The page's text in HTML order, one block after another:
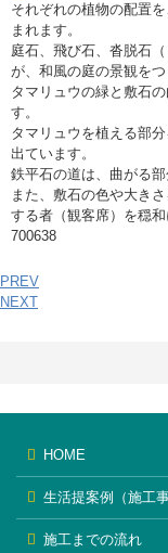
それぞれの植物の配置
まれます。
庭石、飛び石、沓脱石
が、和風の庭の景観を
タマリュウの緑と敷石
す。
タマリュウを植える部
出ています。
鉄平石の道は、曲がる
また、敷石の色や大き
する者（観客席）を穏和
700638
PREV
NEXT
HOME
生活提案例（施工事
施工までの流れ